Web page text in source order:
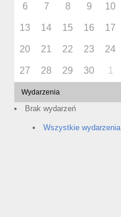
6 7 8 9 10
13 14 15 16 17
20 21 22 23 24
27 28 29 30 1
Wydarzenia
Brak wydarzeń
Wszystkie wydarzenia